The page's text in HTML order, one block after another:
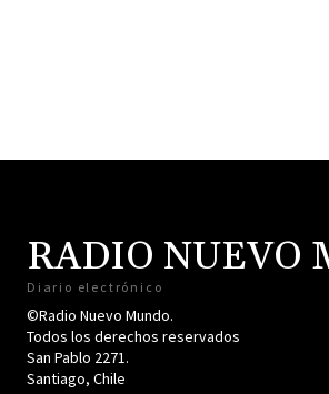
RADIO NUEVO
Diario electrónico
©Radio Nuevo Mundo.
Todos los derechos reservados
San Pablo 2271.
Santiago, Chile